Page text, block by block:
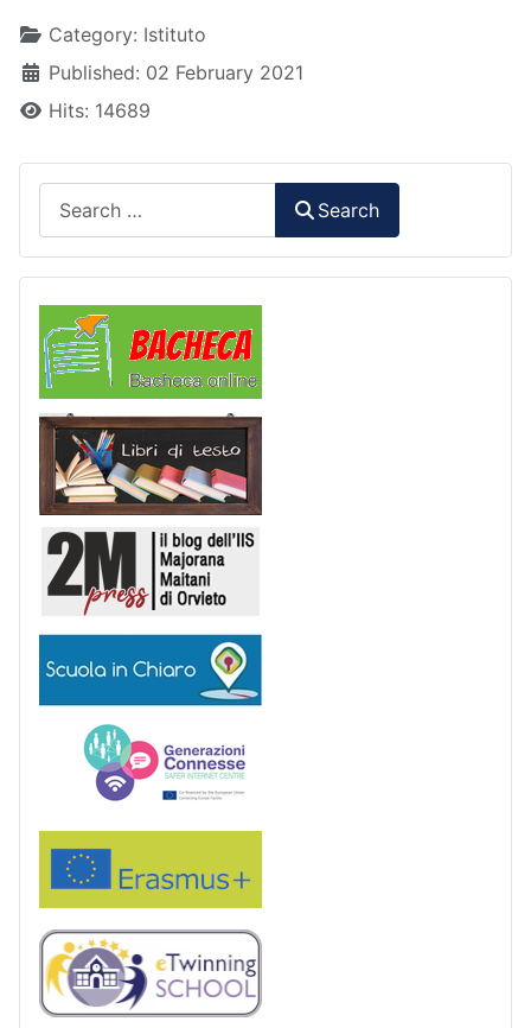
DetailsCategory: Istituto
Published: 02 February 2021
Hits: 14689
Search
Libri di Testo
Scuola in chiaro
Erasmus+
eTwinning